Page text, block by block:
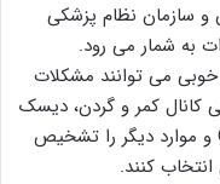
و سازمان نظام پزشکی
به شمار می رود.
می توانند مشکلات
کانال کمر و گردن، دیسک
کمر و گردن، تنگی کانال مچ دست یا CTS و موارد دیگر را تشخیص
کنند.